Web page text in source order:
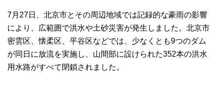
7月27日、北京市とその周辺地域では記録的な豪雨の影響
により、広範囲で洪水や土砂災害が発生しました。北京市
密雲区、懐柔区、平谷区などでは、少なくとも9つのダム
が同日に放流を実施し、山間部に設けられた352本の洪水
用水路がすべて閉鎖されました。